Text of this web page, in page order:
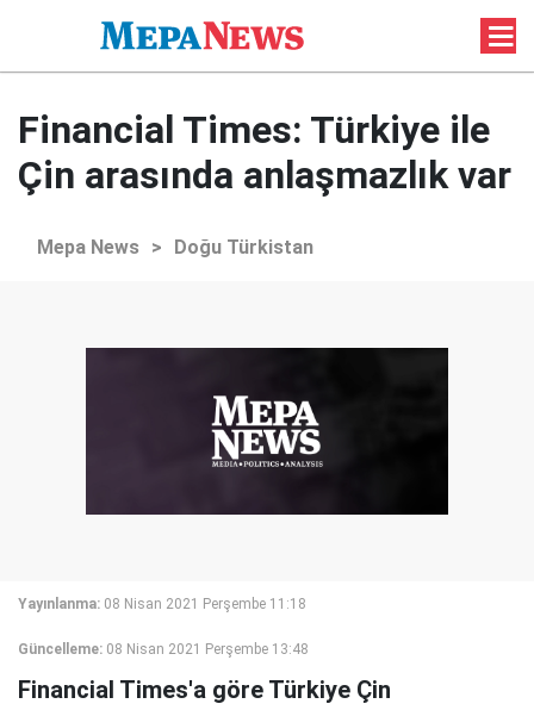
Financial Times: Türkiye ile
Çin arasında anlaşmazlık var
Mepa News > Doğu Türkistan
Yayınlanma: 08 Nisan 2021 Perşembe 11:18
Güncelleme: 08 Nisan 2021 Perşembe 13:48
Financial Times'a göre Türkiye Çin